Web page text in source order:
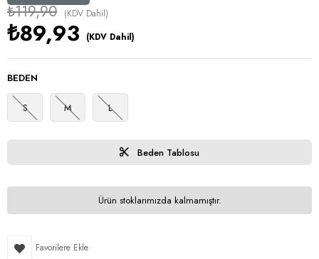
₺119,90 (KDV Dahil)
₺89,93 (KDV Dahil)
BEDEN
S M L
Beden Tablosu
Ürün stoklarımızda kalmamıştır.
Favorilere Ekle